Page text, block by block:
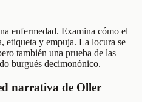
enfermedad. Examina cómo el
etiqueta y empuja. La locura se
también una prueba de las
burgués decimonónico.
narrativa de Oller